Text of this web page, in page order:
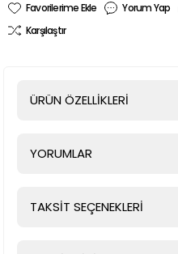
Yorum Yap
Karşılaştır
ÜRÜN ÖZELLİKLERİ
YORUMLAR
TAKSİT SEÇENEKLERİ